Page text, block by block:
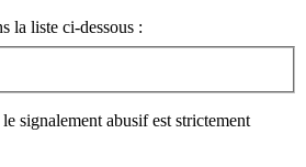
la liste ci-dessous :
signalement abusif est strictement